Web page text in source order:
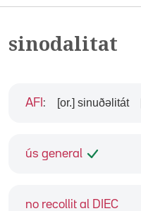
sinodalitat
ús general
no recollit al DIEC
AFI : [or.] sinuðəlitát